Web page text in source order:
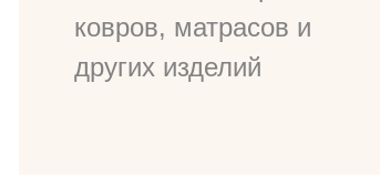
ковров, матрасов и
других изделий